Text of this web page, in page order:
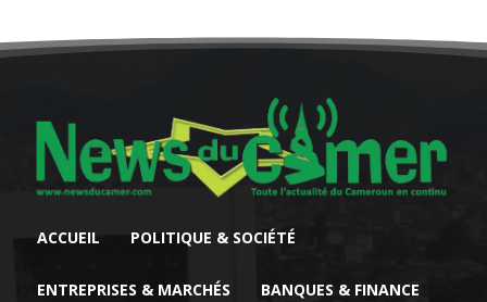
ACCUEIL POLITIQUE & SOCIÉTÉ
ENTREPRISES & MARCHÉS BANQUES & FINANCE